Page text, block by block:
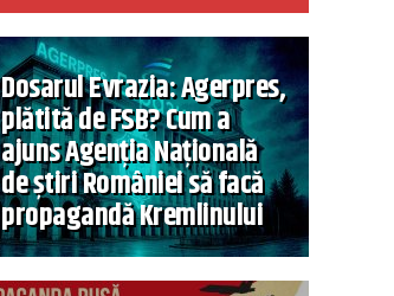
Dosarul Evrazia: Agerpres,
plătită de FSB? Cum a
ajuns Agenția Națională
de știri României să facă
propagandă Kremlinului